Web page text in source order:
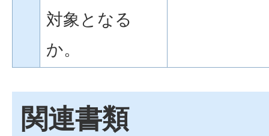
対象となる
か。
関連書類